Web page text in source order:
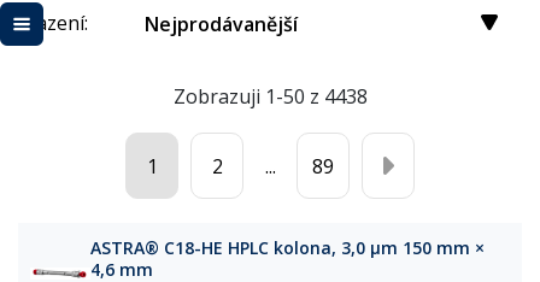
Řazení: Nejprodávanější
Zobrazuji 1-50 z 4438
1 2 ... 89
ASTRA® C18-HE HPLC kolona, 3,0 µm 150 mm ×
4,6 mm